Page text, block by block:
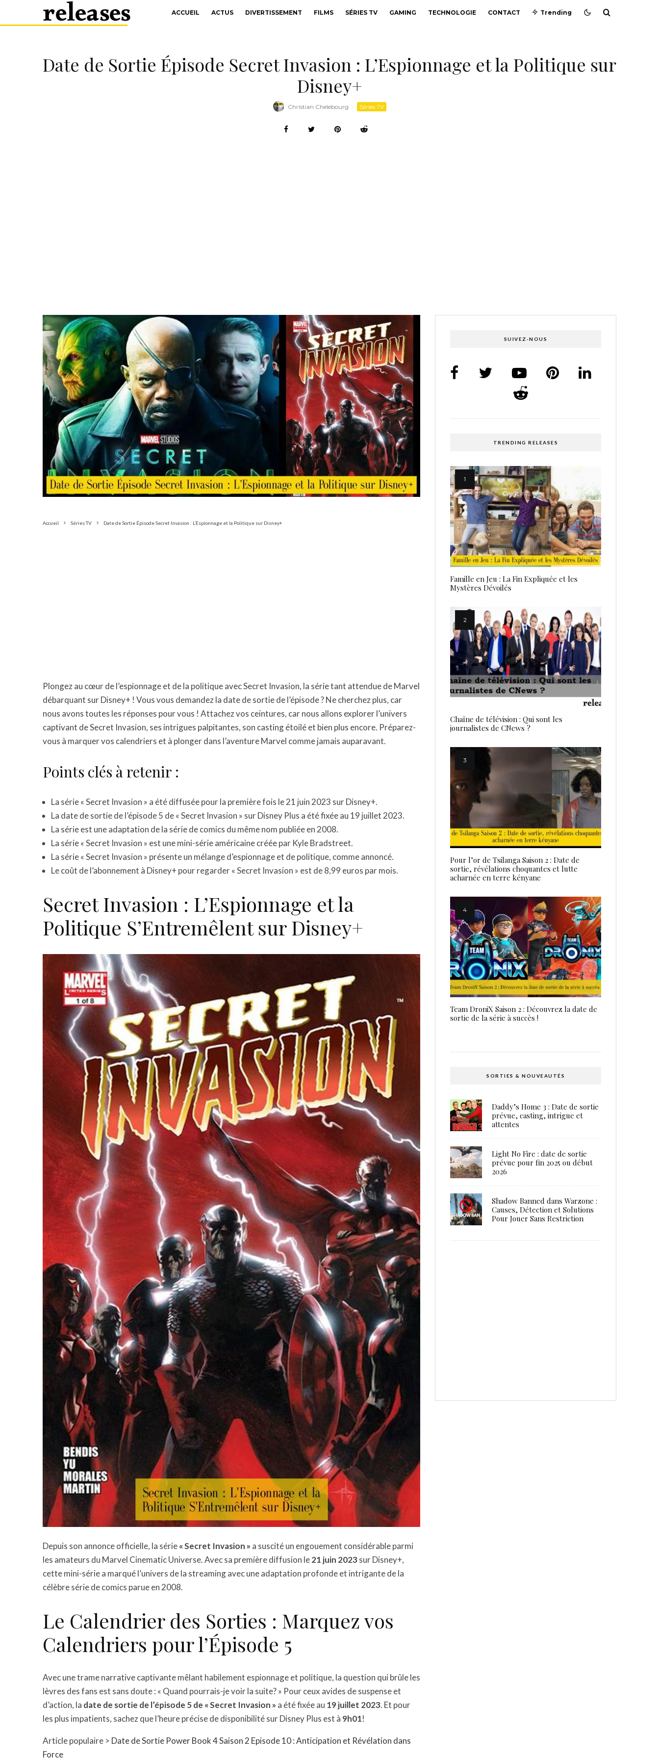
ACCUEIL ACTUS DIVERTISSEMENT FILMS SÉRIES TV GAMING TECHNOLOGIE CONTACT Trending
Date de Sortie Épisode Secret Invasion : L’Espionnage et la Politique sur
Disney+
Christian Chelebourg · Séries TV
Accueil Séries TV Date de Sortie Épisode Secret Invasion : L’Espionnage et la Politique sur Disney+
Plongez au cœur de l’espionnage et de la politique avec Secret Invasion, la série tant attendue de Marvel
débarquant sur Disney+ ! Vous vous demandez la date de sortie de l’épisode ? Ne cherchez plus, car
nous avons toutes les réponses pour vous ! Attachez vos ceintures, car nous allons explorer l’univers
captivant de Secret Invasion, ses intrigues palpitantes, son casting étoilé et bien plus encore. Préparez-
vous à marquer vos calendriers et à plonger dans l’aventure Marvel comme jamais auparavant.
Points clés à retenir :
La série « Secret Invasion » a été diffusée pour la première fois le 21 juin 2023 sur Disney+.
La date de sortie de l’épisode 5 de « Secret Invasion » sur Disney Plus a été fixée au 19 juillet 2023.
La série est une adaptation de la série de comics du même nom publiée en 2008.
La série « Secret Invasion » est une mini-série américaine créée par Kyle Bradstreet.
La série « Secret Invasion » présente un mélange d’espionnage et de politique, comme annoncé.
Le coût de l’abonnement à Disney+ pour regarder « Secret Invasion » est de 8,99 euros par mois.
Secret Invasion : L’Espionnage et la
Politique S’Entremêlent sur Disney+
Depuis son annonce officielle, la série« Secret Invasion » a suscité un engouement considérable parmi
les amateurs du Marvel Cinematic Universe. Avec sa première diffusion le21 juin 2023sur Disney+,
cette mini-série a marqué l’univers de la streaming avec une adaptation profonde et intrigante de la
célèbre série de comics parue en 2008.
Le Calendrier des Sorties : Marquez vos
Calendriers pour l’Épisode 5
Avec une trame narrative captivante mêlant habilement espionnage et politique, la question qui brûle les
lèvres des fans est sans doute : « Quand pourrais-je voir la suite? » Pour ceux avides de suspense et
d’action, la date de sortie de l’épisode 5 de « Secret Invasion » a été fixée au 19 juillet 2023. Et pour
les plus impatients, sachez que l’heure précise de disponibilité sur Disney Plus est à 9h01!
Article populaire > Date de Sortie Power Book 4 Saison 2 Episode 10 : Anticipation et Révélation dans
Force
SUIVEZ-NOUS
TRENDING RELEASES
Famille en Jeu : La Fin Expliquée et les
Mystères Dévoilés
Chaîne de télévision : Qui sont les
journalistes de CNews ?
Pour l’or de Tsilanga Saison 2 : Date de
sortie, révélations choquantes et lutte
acharnée en terre kényane
Team DroniX Saison 2 : Découvrez la date de
sortie de la série à succès !
SORTIES & NOUVEAUTÉS
Daddy’s Home 3 : Date de sortie
prévue, casting, intrigue et
attentes
Light No Fire : date de sortie
prévue pour fin 2025 ou début
2026
Shadow Banned dans Warzone :
Causes, Détection et Solutions
Pour Jouer Sans Restriction